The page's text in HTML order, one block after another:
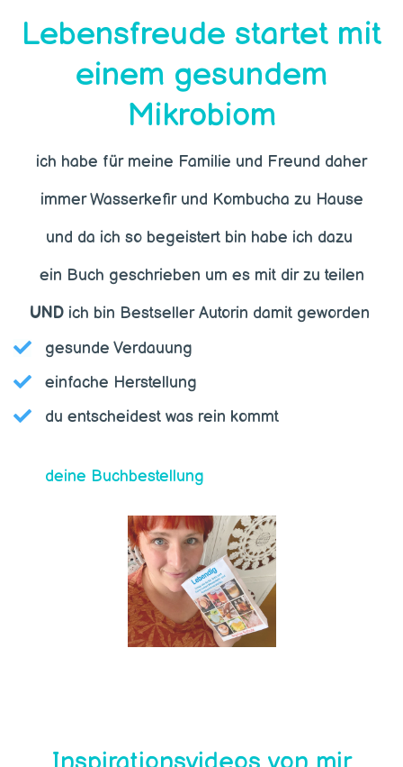
Lebensfreude startet mit
einem gesundem
Mikrobiom
ich habe für meine Familie und Freund daher
immer Wasserkefir und Kombucha zu Hause
und da ich so begeistert bin habe ich dazu
ein Buch geschrieben um es mit dir zu teilen
UNDich bin Bestseller Autorin damit geworden
gesunde Verdauung
einfache Herstellung
du entscheidest was rein kommt
deine Buchbestellung